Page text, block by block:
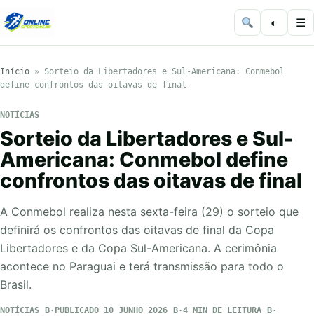
◐ ☰
Início » Sorteio da Libertadores e Sul-Americana: Conmebol
define confrontos das oitavas de final
NOTÍCIAS
Sorteio da Libertadores e Sul-
Americana: Conmebol define
confrontos das oitavas de final
A Conmebol realiza nesta sexta-feira (29) o sorteio que
definirá os confrontos das oitavas de final da Copa
Libertadores e da Copa Sul-Americana. A cerimônia
acontece no Paraguai e terá transmissão para todo o
Brasil.
NOTÍCIAS PUBLICADO 10 JUNHO 2026
4 MIN DE LEITURA